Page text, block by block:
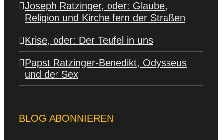
Joseph Ratzinger, oder: Glaube,
Religion und Kirche fern der Straßen
Krise, oder: Der Teufel in uns
Papst Ratzinger-Benedikt, Odysseus
und der Sex
BLOG ABONNIEREN